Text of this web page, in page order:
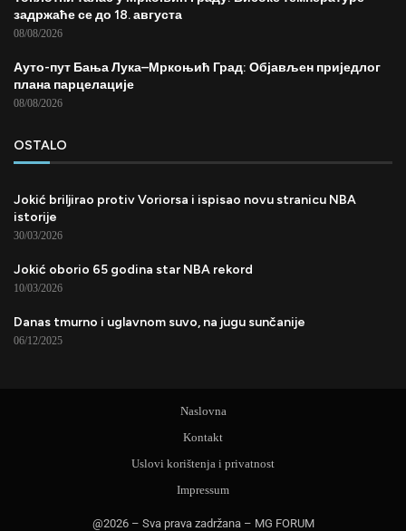
задржаће се до 18. августа
08/08/2026
Ауто-пут Бања Лука–Мркоњић Град: Објављен приједлог
плана парцелације
08/08/2026
OSTALO
Jokić briljirao protiv Voriorsa i ispisao novu stranicu NBA
istorije
30/03/2026
Jokić oborio 65 godina star NBA rekord
10/03/2026
Danas tmurno i uglavnom suvo, na jugu sunčanije
06/12/2025
@2026 – Sva prava zadržana – MG FORUM
Naslovna
Kontakt
Uslovi korištenja i privatnost
Impressum